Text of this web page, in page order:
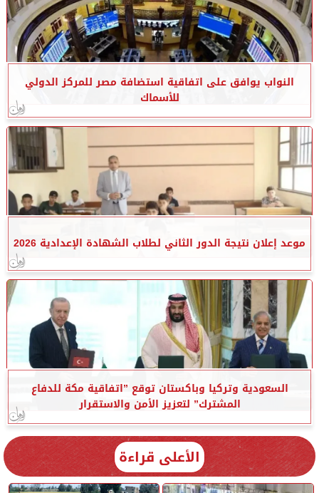
النواب يوافق على اتفاقية استضافة مصر للمركز الدولي
للأسماك
موعد إعلان نتيجة الدور الثاني لطلاب الشهادة الإعدادية 2026
السعودية وتركيا وباكستان توقع ”اتفاقية مكة للدفاع
المشترك” لتعزيز الأمن والاستقرار
الأعلى قراءة